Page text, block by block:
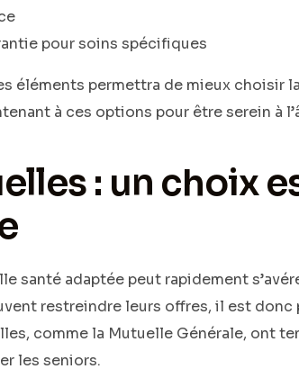
pour soins spécifiques
éléments permettra de mieux choisir
à ces options pour être serein à
: un choix
santé adaptée peut rapidement
restreindre leurs offres, il est donc
comme la Mutuelle Générale, ont
les seniors.